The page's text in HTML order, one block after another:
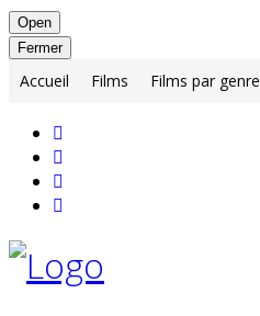
Open
Fermer
Accueil Films Films par genre